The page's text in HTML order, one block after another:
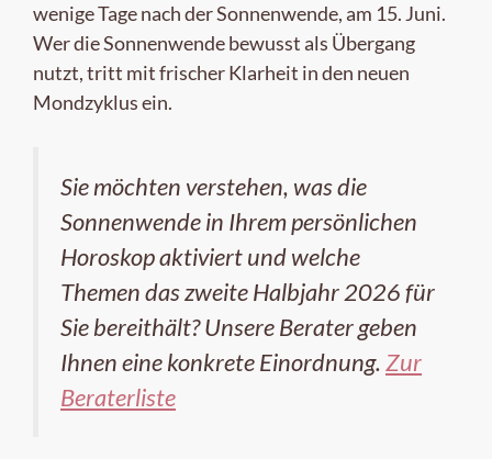
wenige Tage nach der Sonnenwende, am 15. Juni.
Wer die Sonnenwende bewusst als Übergang
nutzt, tritt mit frischer Klarheit in den neuen
Mondzyklus ein.
Sie möchten verstehen, was die
Sonnenwende in Ihrem persönlichen
Horoskop aktiviert und welche
Themen das zweite Halbjahr 2026 für
Sie bereithält? Unsere Berater geben
Ihnen eine konkrete Einordnung.Zur
Beraterliste